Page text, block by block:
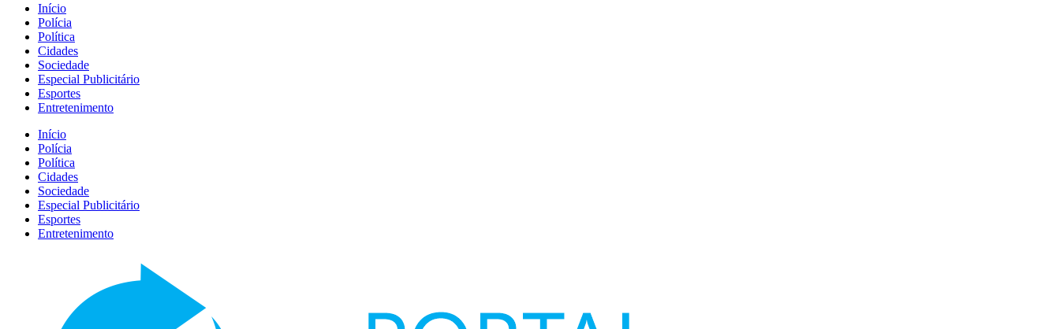
Início
Polícia
Política
Cidades
Sociedade
Especial Publicitário
Esportes
Entretenimento
Início
Polícia
Política
Cidades
Sociedade
Especial Publicitário
Esportes
Entretenimento